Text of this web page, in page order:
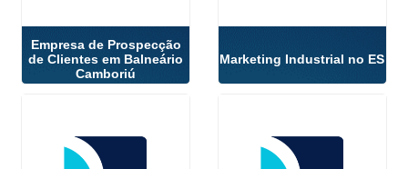
Empresa de Prospecção
de Clientes em Balneário
Camboriú
Marketing Industrial no ES